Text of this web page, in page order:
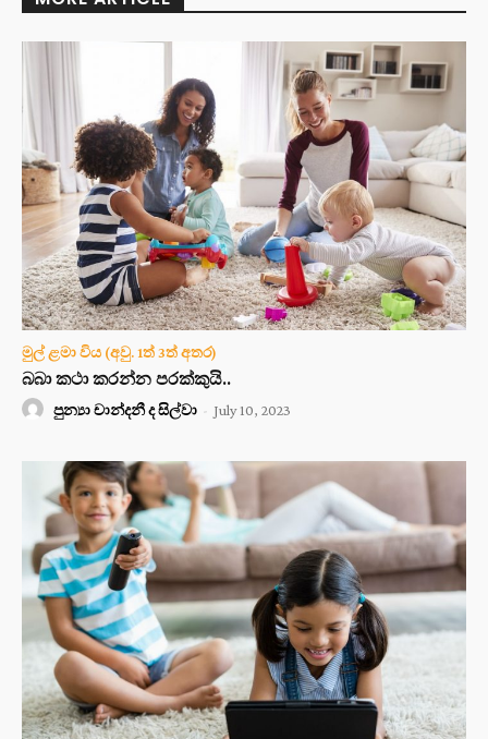
මුල් ළමා විය (අවු. 1ත් 3ත් අතර)
බබා කථා කරන්න පරක්කුයි..
පුන්‍යා චාන්දනී ද සිල්වා - July 10, 2023